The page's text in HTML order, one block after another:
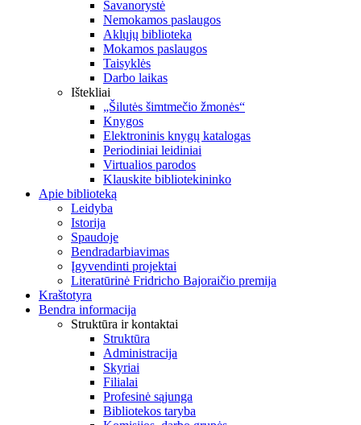
Savanorystė
Nemokamos paslaugos
Aklųjų biblioteka
Mokamos paslaugos
Taisyklės
Darbo laikas
Ištekliai
„Šilutės šimtmečio žmonės“
Knygos
Elektroninis knygų katalogas
Periodiniai leidiniai
Virtualios parodos
Klauskite bibliotekininko
Apie biblioteką
Leidyba
Istorija
Spaudoje
Bendradarbiavimas
Įgyvendinti projektai
Literatūrinė Fridricho Bajoraičio premija
Kraštotyra
Bendra informacija
Struktūra ir kontaktai
Struktūra
Administracija
Skyriai
Filialai
Profesinė sąjunga
Bibliotekos taryba